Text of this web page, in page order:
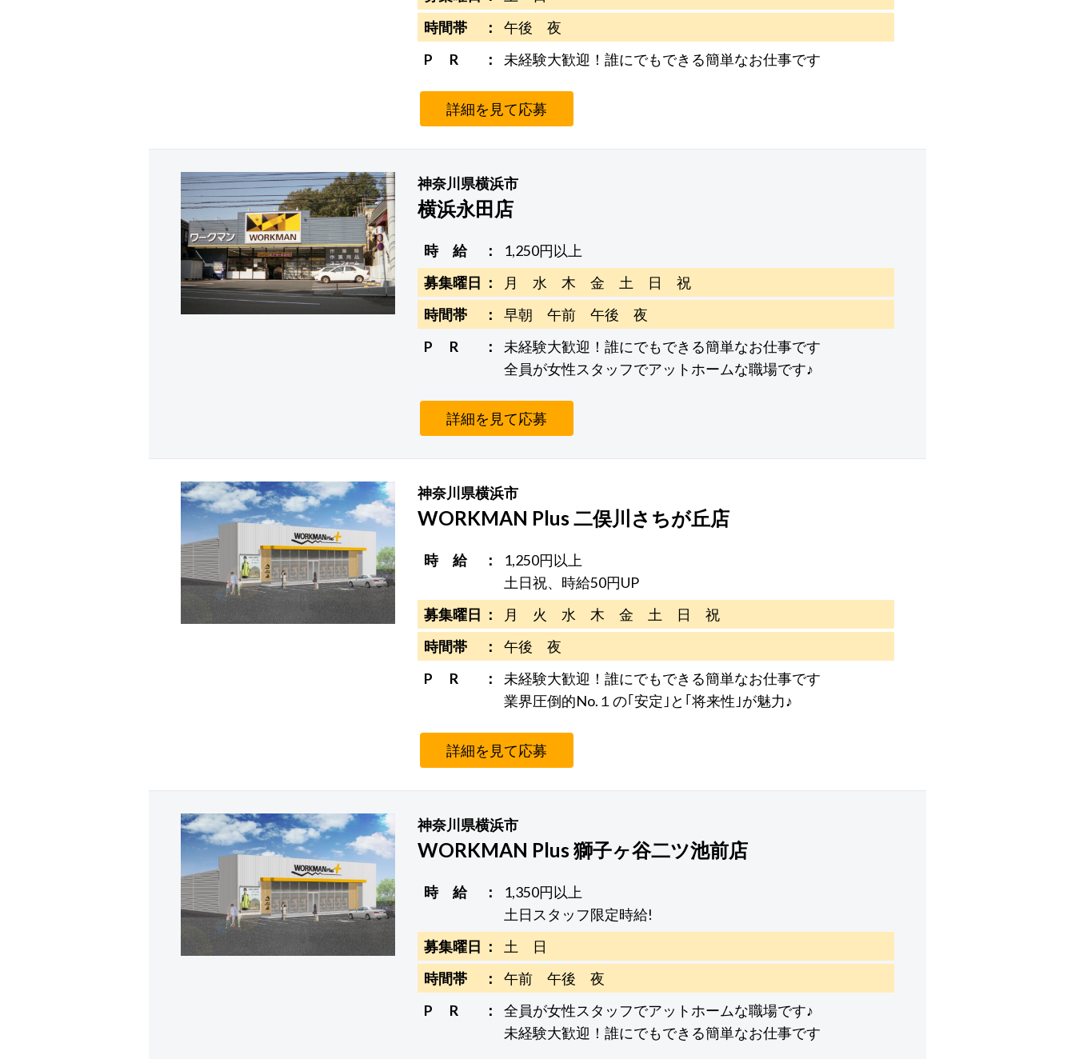
時間帯
午後 夜
P R
未経験大歓迎！誰にでもできる簡単なお仕事です
詳細を見て応募
神奈川県横浜市
横浜永田店
時 給
1,250円以上
募集曜日
月 水 木 金 土 日 祝
時間帯
早朝 午前 午後 夜
P R
未経験大歓迎！誰にでもできる簡単なお仕事です
全員が女性スタッフでアットホームな職場です♪
詳細を見て応募
神奈川県横浜市
WORKMAN Plus 二俣川さちが丘店
時 給
1,250円以上
土日祝、時給50円UP
募集曜日
月 火 水 木 金 土 日 祝
時間帯
午後 夜
P R
未経験大歓迎！誰にでもできる簡単なお仕事です
業界圧倒的No.１の｢安定｣と｢将来性｣が魅力♪
詳細を見て応募
神奈川県横浜市
WORKMAN Plus 獅子ヶ谷二ツ池前店
時 給
1,350円以上
土日スタッフ限定時給!
募集曜日
土 日
時間帯
午前 午後 夜
P R
全員が女性スタッフでアットホームな職場です♪
未経験大歓迎！誰にでもできる簡単なお仕事です